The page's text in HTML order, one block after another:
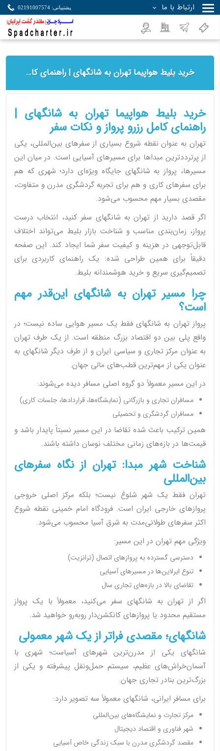
ارتباط با ما پشتیبانی: 02191007574
خرید بلیط هواپیما تهران به شانگهای | راهنمای کامل رزرو پرواز و نکات سفر
خرید بلیط هواپیما تهران به شانگهای |
راهنمای کامل رزرو پرواز و نکات سفر
تهران به عنوان نقطه شروع بسیاری از سفرهای بین‌المللی، یکی
از پرترددترین مبداها برای مسیرهای آسیایی است. در میان این
مسیرها، پرواز به شانگهای جایگاه ویژه‌ای دارد؛ شهری که هم
برای سفرهای کاری و هم برای تجربه گردشگری مدرن و متفاوت،
مقصدی بسیار مهم محسوب می‌شود.
اگر قصد دارید از تهران به شانگهای سفر کنید، انتخاب درست
پرواز، زمان‌بندی مناسب و شناخت بازار بلیط می‌تواند اختلاف
قابل‌توجهی در هزینه و کیفیت سفر شما ایجاد کند. این صفحه
دقیقاً برای همین طراحی شده: یک راهنمای کاربردی برای
تصمیم‌گیری سریع و خرید هوشمندانه بلیط.
چرا مسیر تهران به شانگهای این‌قدر مهم
است؟
پرواز تهران به شانگهای فقط یک مسیر هوایی ساده نیست؛ در
واقع پلی بین دو اقتصاد بزرگ منطقه است. از یک طرف تهران
به عنوان مرکز تجاری و سیاسی ایران و از طرف دیگر شانگهای به
عنوان یکی از مهم‌ترین قطب‌های مالی جهان.
در این مسیر معمولاً دو گروه اصلی مسافر دیده می‌شوند:
مسافران تجاری و بازرگانی (نمایشگاه‌ها، قراردادها، جلسات کاری)
مسافران گردشگری و تحصیلی
همین ترکیب باعث شده تقاضا در این مسیر نسبتاً پایدار باشد و
قیمت‌ها در بازه‌های زمانی مختلف نوسان داشته باشند.
شناخت شهر مبدا: تهران از نگاه سفرهای
بین‌المللی
تهران فقط یک شهر شلوغ نیست؛ بلکه مرکز اصلی خروجی
پروازهای خارجی ایران است. فرودگاه امام خمینی نقطه شروع
اکثر سفرهای طولانی‌مدت به شرق آسیا محسوب می‌شود.
ویژگی مهم تهران در این مسیر:
دسترسی گسترده به پروازهای اتصال (ترانزیت)
تنوع ایرلاین‌ها در مسیرهای آسیایی
تقاضای بالا در بازه‌های تجاری سال
اگر از تهران به شانگهای سفر می‌کنید، معمولاً با یک پرواز
مستقیم محدود یا پروازهای کانکشن‌دار روبه‌رو خواهید شد.
شانگهای؛ مقصدی فراتر از یک شهر معمولی
شانگهای یکی از مدرن‌ترین شهرهای آسیاست؛ شهری با
آسمان‌خراش‌های عظیم، سیستم حمل‌ونقل پیشرفته و یکی از
بزرگ‌ترین بنادر تجاری جهان.
برای مسافر ایرانی، شانگهای معمولاً سه تصویر دارد:
مرکز تجارت و نمایشگاه‌های بین‌المللی
شهر فناوری و اقتصاد دیجیتال
مقصد گردشگری مدرن با سبک زندگی خاص آسیایی